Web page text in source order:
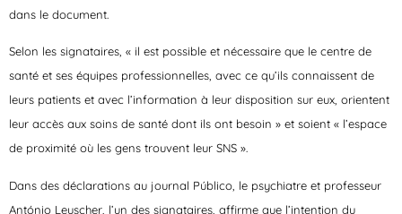
dans le document.
Selon les signataires, « il est possible et nécessaire que le centre de
santé et ses équipes professionnelles, avec ce qu’ils connaissent de
leurs patients et avec l’information à leur disposition sur eux, orientent
leur accès aux soins de santé dont ils ont besoin » et soient « l’espace
de proximité où les gens trouvent leur SNS ».
Dans des déclarations au journal Público, le psychiatre et professeur
António Leuscher, l’un des signataires, affirme que l’intention du